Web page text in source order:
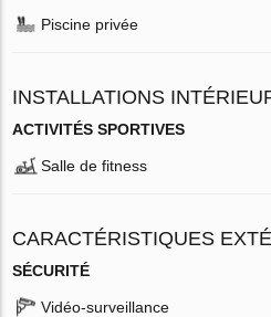
Piscine privée
INSTALLATIONS
ACTIVITÉS SPORTIVES
Salle de fitness
CARACTÉRISTIQUES
SÉCURITÉ
Vidéo-surveillance